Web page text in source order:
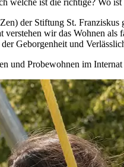
der Stiftung St.
wir das Wohnen
Geborgen­heit und
und Probe­wohnen im